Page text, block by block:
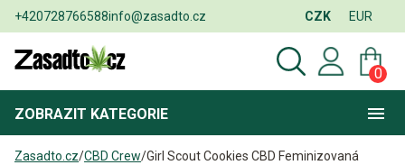
+420728766588info@zasadto.cz CZK EUR
0
ZOBRAZIT KATEGORIE
Zasadto.cz/CBD Crew/Girl Scout Cookies CBD Feminizovaná